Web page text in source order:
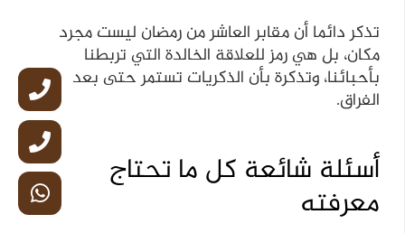
تذكر دائما أن مقابر العاشر من رمضان ليست مجرد
مكان، بل هي رمز للعلاقة الخالدة التي تربطنا
بأحبائنا، وتذكرة بأن الذكريات تستمر حتى بعد
الفراق.
أسئلة شائعة كل ما تحتاج
معرفته